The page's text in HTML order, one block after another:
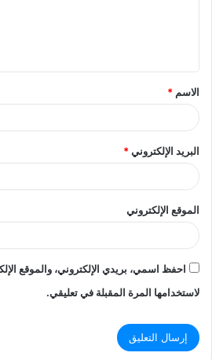
ق
*
الاسم *
البريد الإلكتروني*
الموقع الإلكتروني
احفظ اسمي، بريدي الإلكتروني، والموقع
لاستخدامها المرة المقبلة في تعليقي.